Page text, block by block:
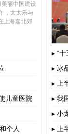
美丽中国建设
，太太乐与
上海嘉北郊
开生面的
结合了植树
儿童医院
个人
▸ “
▸ 冰
▸ 上
▸ 我
▸ 小
▸ 上